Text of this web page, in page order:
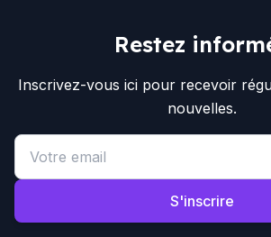
Restez
Inscrivez-vous ici pour recevoir
nouvelles.
Email address
S'inscrire